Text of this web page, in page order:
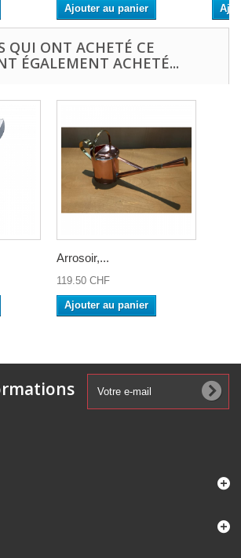
Ajouter au panier
QUI ONT ACHETÉ CE
ÉGALEMENT ACHETÉ...
Arrosoir,...
119.50 CHF
Ajouter au panier